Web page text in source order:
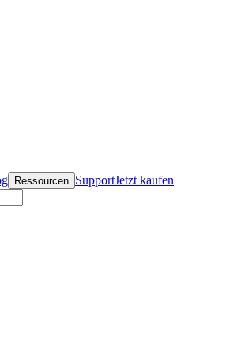
Ressourcen SupportJetzt kaufen